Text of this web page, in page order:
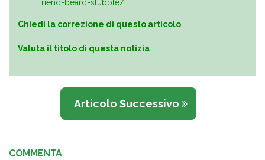
riend-beard-stubble/
Chiedi la correzione di questo articolo
Valuta il titolo di questa notizia
Articolo Successivo
COMMENTA